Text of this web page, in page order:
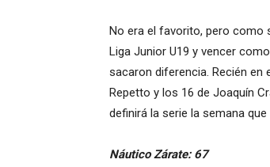
No era el favorito, pero como
Liga Junior U19 y vencer
sacaron diferencia. Recién en
Repetto y los 16 de Joaquín
definirá la serie la semana que
Náutico Zárate: 67